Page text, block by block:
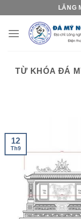
content
LĂNG
TỪ KHÓA ĐÁ
12
Th9